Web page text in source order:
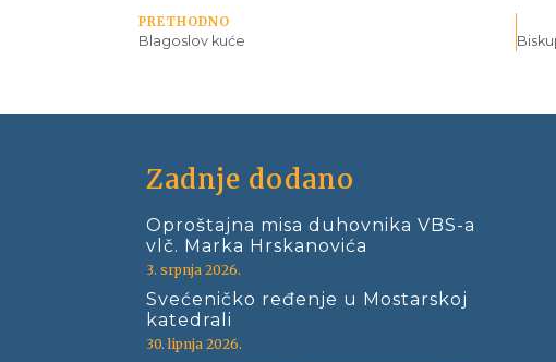
PRETHODNO
Blagoslov kuće
Zadnje dodano
Oproštajna misa duhovnika VBS-a
vlč. Marka Hrskanovića
3. srpnja 2026.
Svećeničko ređenje u Mostarskoj
katedrali
30. lipnja 2026.